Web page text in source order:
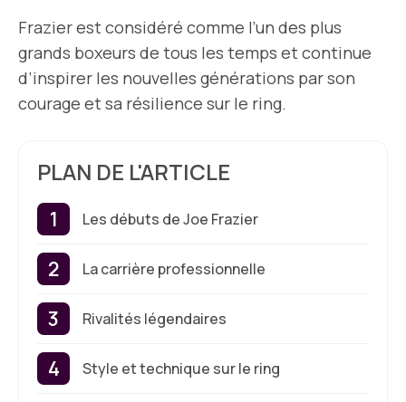
Frazier est considéré comme l’un des plus
grands boxeurs de tous les temps et continue
d’inspirer les nouvelles générations par son
courage et sa résilience sur le ring.
PLAN DE L'ARTICLE
Les débuts de Joe Frazier
La carrière professionnelle
Rivalités légendaires
Style et technique sur le ring